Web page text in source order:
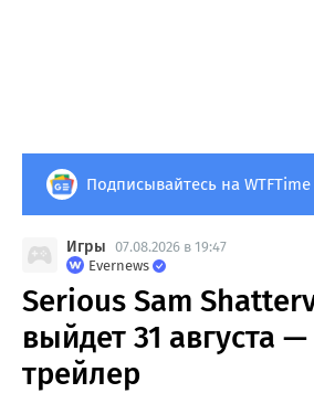
Подписывайтесь на
Игры 07.08.2026 в 19:47
Evernews
Serious Sam
выйдет 31 августа
трейлер